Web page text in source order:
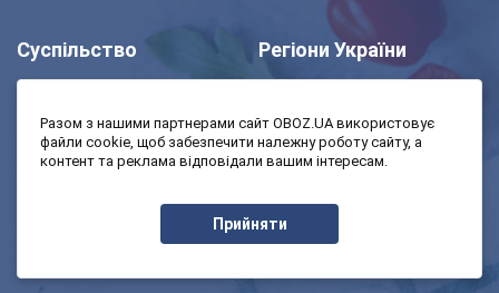
Суспільство Регіони України
Моя школа Авто
Економіка
Разом з нашими партнерами сайт OBOZ.UA використовує
файли cookie, щоб забезпечити належну роботу сайту, а
контент та реклама відповідали вашим інтересам.
Прийняти